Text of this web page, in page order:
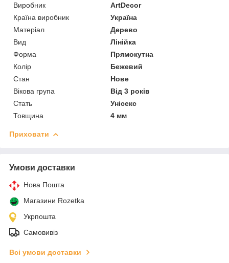
Виробник
ArtDecor
Країна виробник
Україна
Матеріал
Дерево
Вид
Лінійка
Форма
Прямокутна
Колір
Бежевий
Стан
Нове
Вікова група
Від 3 років
Стать
Унісекс
Товщина
4 мм
Приховати
Умови доставки
Нова Пошта
Магазини Rozetka
Укрпошта
Самовивіз
Всі умови доставки